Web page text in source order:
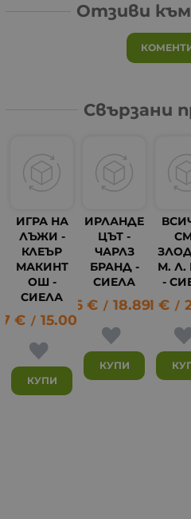
Отзиви
Свързани
ИГРА НА
ЛЪЖИ -
КЛЕЪР
МАКИНТ
ОШ -
СИЕЛА
€ / 15.00
КУПИ
ИРЛАНДЕ
ЦЪТ -
ЧАРЛЗ
БРАНД -
СИЕЛА
9.66 € / 18.89 лв.
КУПИ
М. Л.
-
11.71 € /